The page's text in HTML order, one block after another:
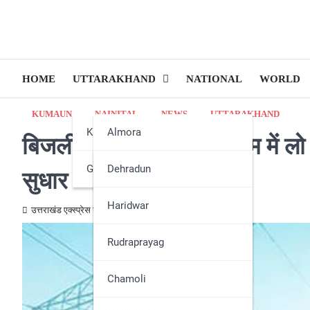
HOME UTTARAKHAND
KumaunAlmora
Bageshwar
Champawat
Nainital
Pithoragarh
GarhwalDehradun
Haridwar
Rudraprayag
Chamoli
NATIONAL WORLD
KUMAUN NAINITAL NEWS UTTARAKHAND
बिजली विभाग ने गर्मी के मौसम में
सुधार
उत्तराखंड एक्स्प्रेस न्यूज़ March 18, 2025